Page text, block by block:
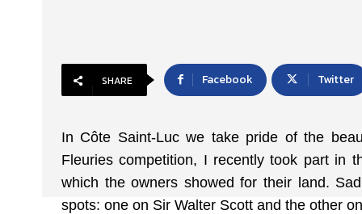
SHARE Facebook Twitter
In Côte Saint-Luc we take pride of the
Fleuries competition, I recently took part in
which the owners showed for their land.
spots: one on Sir Walter Scott and the other